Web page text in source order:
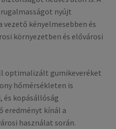
nyújt
kényelmesebben és
környezetben és elővárosi
optimalizált gumikeveréket
hőmérsékleten is
és kopásállóság
eredményt kínál a
használat során.